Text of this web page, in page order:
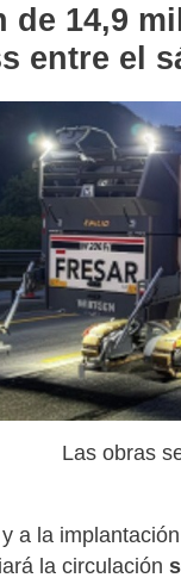
14,9
entre el
Las obras
y a la
la circulación